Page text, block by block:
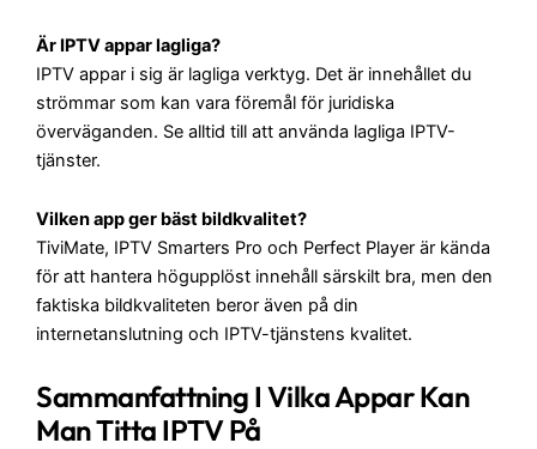
Är IPTV appar lagliga?
IPTV appar i sig är lagliga verktyg. Det är innehållet du
strömmar som kan vara föremål för juridiska
överväganden. Se alltid till att använda lagliga IPTV-
tjänster.
Vilken app ger bäst bildkvalitet?
TiviMate, IPTV Smarters Pro och Perfect Player är kända
för att hantera högupplöst innehåll särskilt bra, men den
faktiska bildkvaliteten beror även på din
internetanslutning och IPTV-tjänstens kvalitet.
Sammanfattning I Vilka Appar Kan
Man Titta IPTV På